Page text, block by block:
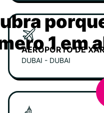
AEROPORTO DE
DUBAI - DUBAI
1 em